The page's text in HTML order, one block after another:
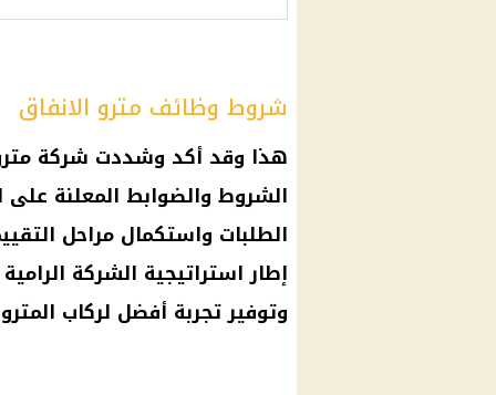
شروط وظائف مترو الانفاق
هذا وقد أكد وشددت شركة
الشروط والضوابط المعلنة على
الطلبات واستكمال مراحل
إطار استراتيجية الشركة
وتوفير تجربة أفضل لركاب